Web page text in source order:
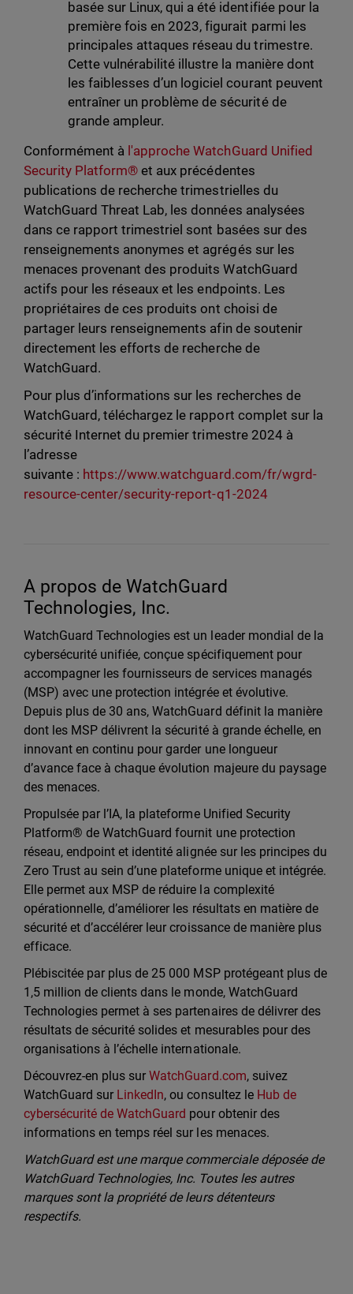
basée sur Linux, qui a été identifiée pour la
première fois en 2023, figurait parmi les
principales attaques réseau du trimestre.
Cette vulnérabilité illustre la manière dont
les faiblesses d’un logiciel courant peuvent
entraîner un problème de sécurité de
grande ampleur.
Conformément à l'approche WatchGuard Unified
Security Platform® et aux précédentes
publications de recherche trimestrielles du
WatchGuard Threat Lab, les données analysées
dans ce rapport trimestriel sont basées sur des
renseignements anonymes et agrégés sur les
menaces provenant des produits WatchGuard
actifs pour les réseaux et les endpoints. Les
propriétaires de ces produits ont choisi de
partager leurs renseignements afin de soutenir
directement les efforts de recherche de
WatchGuard.
Pour plus d’informations sur les recherches de
WatchGuard, téléchargez le rapport complet sur la
sécurité Internet du premier trimestre 2024 à
l’adresse
suivante : https://www.watchguard.com/fr/wgrd-
resource-center/security-report-q1-2024
A propos de WatchGuard
Technologies, Inc.
WatchGuard Technologies est un leader mondial de la
cybersécurité unifiée, conçue spécifiquement pour
accompagner les fournisseurs de services managés
(MSP) avec une protection intégrée et évolutive.
Depuis plus de 30 ans, WatchGuard définit la manière
dont les MSP délivrent la sécurité à grande échelle, en
innovant en continu pour garder une longueur
d’avance face à chaque évolution majeure du paysage
des menaces.
Propulsée par l’IA, la plateforme Unified Security
Platform® de WatchGuard fournit une protection
réseau, endpoint et identité alignée sur les principes du
Zero Trust au sein d’une plateforme unique et intégrée.
Elle permet aux MSP de réduire la complexité
opérationnelle, d’améliorer les résultats en matière de
sécurité et d’accélérer leur croissance de manière plus
efficace.
Plébiscitée par plus de 25 000 MSP protégeant plus de
1,5 million de clients dans le monde, WatchGuard
Technologies permet à ses partenaires de délivrer des
résultats de sécurité solides et mesurables pour des
organisations à l’échelle internationale.
Découvrez-en plus surWatchGuard.com, suivez
WatchGuard sur LinkedIn, ou consultez le Hub de
cybersécurité de WatchGuard pour obtenir des
informations en temps réel sur les menaces.
WatchGuard est une marque commerciale déposée de
WatchGuard Technologies, Inc. Toutes les autres
marques sont la propriété de leurs détenteurs
respectifs.